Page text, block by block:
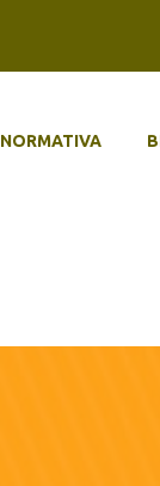
NORMATIVA